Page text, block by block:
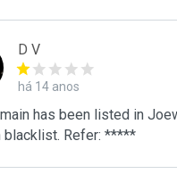
D V
há 14 anos
has been listed in
blacklist. Refer: *****